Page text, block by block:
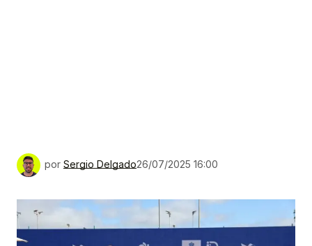
por Sergio Delgado26/07/2025 16:00